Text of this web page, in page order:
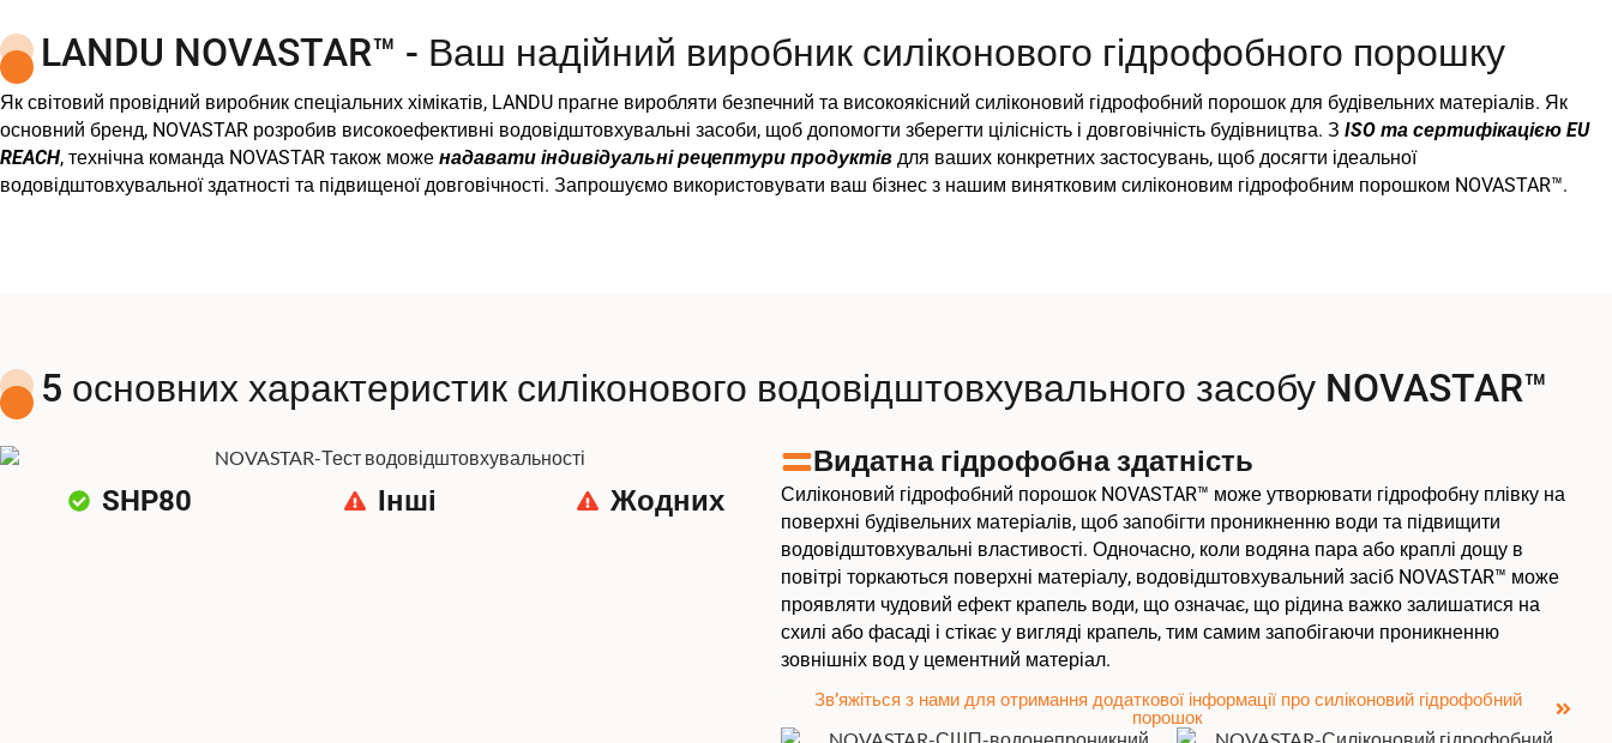
LANDU NOVASTAR™ - Ваш надійний виробник силіконового гідрофобного порошку
Як світовий провідний виробник спеціальних хімікатів, LANDU прагне виробляти безпечний та високоякісний силіконовий гідрофобний порошок для будівельних матеріалів. Як
основний бренд, NOVASTAR розробив високоефективні водовідштовхувальні засоби, щоб допомогти зберегти цілісність і довговічність будівництва. З ISO та сертифікацією EU
REACH, технічна команда NOVASTAR також може надавати індивідуальні рецептури продуктів для ваших конкретних застосувань, щоб досягти ідеальної
водовідштовхувальної здатності та підвищеної довговічності. Запрошуємо використовувати ваш бізнес з нашим винятковим силіконовим гідрофобним порошком NOVASTAR™.
5 основних характеристик силіконового водовідштовхувального засобу NOVASTAR™
SHP80 Інші Жодних
Видатна гідрофобна здатність
Силіконовий гідрофобний порошок NOVASTAR™ може утворювати гідрофобну плівку на
поверхні будівельних матеріалів, щоб запобігти проникненню води та підвищити
водовідштовхувальні властивості. Одночасно, коли водяна пара або краплі дощу в
повітрі торкаються поверхні матеріалу, водовідштовхувальний засіб NOVASTAR™ може
проявляти чудовий ефект крапель води, що означає, що рідина важко залишатися на
схилі або фасаді і стікає у вигляді крапель, тим самим запобігаючи проникненню
зовнішніх вод у цементний матеріал.
Зв’яжіться з нами для отримання додаткової інформації про силіконовий гідрофобний
порошок